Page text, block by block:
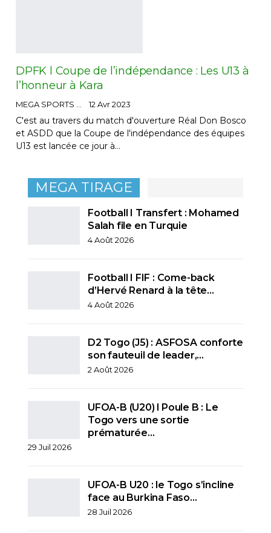
DPFK l Coupe de l’indépendance : Les U13 à
l’honneur à Kara
MEGA SPORTS 12 Avr 2023
C'est au travers du match d'ouverture Réal Don Bosco
et ASDD que la Coupe de l'indépendance des équipes
U13 est lancée ce jour à…
MEGA TIRAGE
Football I Transfert : Mohamed
Salah file en Turquie
4 Août 2026
Football I FIF : Come-back
d’Hervé Renard à la tête…
4 Août 2026
D2 Togo (J5) : ASFOSA conforte
son fauteuil de leader,…
2 Août 2026
UFOA-B (U20) l Poule B : Le
Togo vers une sortie
prématurée…
29 Juil 2026
UFOA-B U20 : le Togo s’incline
face au Burkina Faso…
28 Juil 2026